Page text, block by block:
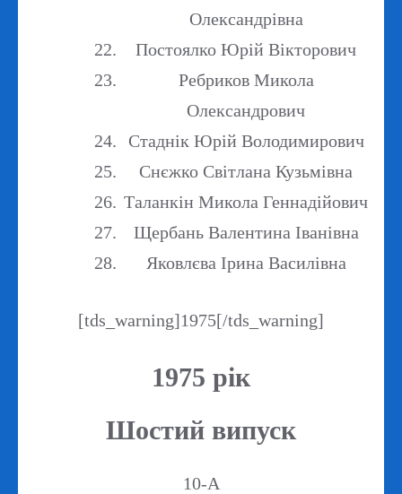
Олександрівна
Постоялко Юрій Вікторович
Ребриков Микола
Олександрович
Стаднік Юрій Володимирович
Снєжко Світлана Кузьмівна
Таланкін Микола Геннадійович
Щербань Валентина Іванівна
Яковлєва Ірина Василівна
[tds_warning]1975[/tds_warning]
1975 рік
Шостий випуск
10-А